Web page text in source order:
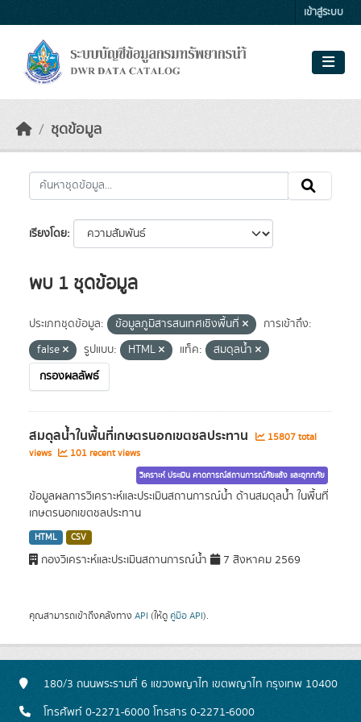
เข้าสู่ระบบ
ชุดข้อมูล
เรียงโดย
พบ 1 ชุดข้อมูล
ประเภทชุดข้อมูล: ข้อมูลภูมิสารสนเทศเชิงพื้นที่
การเข้าถึง:
false
รูปแบบ: HTML แท็ค:
สมดุลน้ำ
กรองผลลัพธ์
สมดุลน้ำในพื้นที่เกษตรนอกเขตชลประทาน
15807 total
views
101 recent views
วิเคราะห์ ประเมิน คาดการณ์สถานการณ์ภัยแล้ง และอุทกภัย
ข้อมูลผลการวิเคราะห์และประเมินสถานการณ์น้ำ ด้านสมดุลน้ำ ในพื้นที่
เกษตรนอกเขตชลประทาน
HTML CSV
กองวิเคราะห์และประเมินสถานการณ์น้ำ 7 สิงหาคม 2569
คุณสามารถเข้าถึงคลังทาง API (ให้ดู คู่มือ API).
180/3 ถนนพระรามที่ 6 แขวงพญาไท เขตพญาไท กรุงเทพ 10400
โทรศัพท์ 0-2271-6000 โทรสาร 0-2271-6000